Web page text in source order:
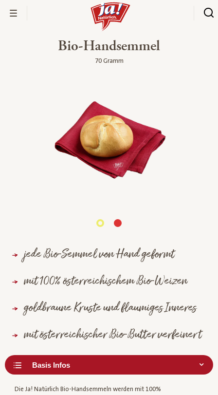
Bio-Handsemmel
70 Gramm
jede Bio-Semmel von Hand geformt
mit 100% österreichischem Bio-Weizen
goldbraune Kruste und flaumiges Inneres
mit österreichischer Bio-Butter verfeinert
Die Ja! Natürlich Bio-Handsemmeln werden mit 100%